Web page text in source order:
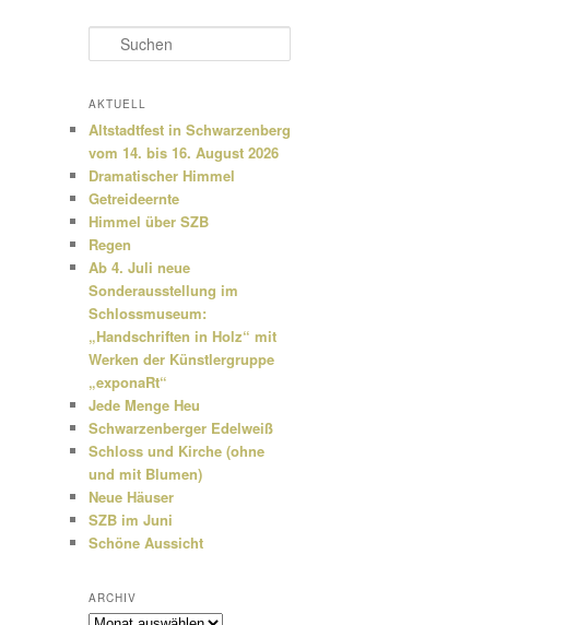
u
h
n
AKTUELL
Altstadtfest in Schwarzenberg
vom 14. bis 16. August 2026
Dramatischer Himmel
Getreideernte
Himmel über SZB
Regen
Ab 4. Juli neue
Sonderausstellung im
Schlossmuseum:
„Handschriften in Holz“ mit
Werken der Künstlergruppe
„exponaRt“
Jede Menge Heu
Schwarzenberger Edelweiß
Schloss und Kirche (ohne
und mit Blumen)
Neue Häuser
SZB im Juni
Schöne Aussicht
ARCHIV
Archiv